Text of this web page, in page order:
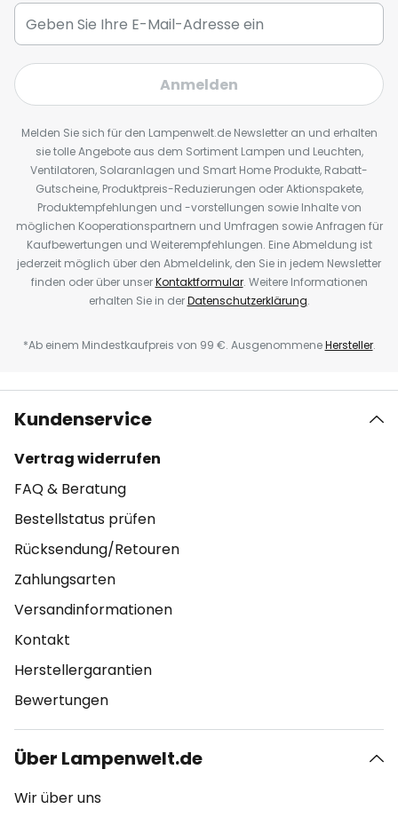
Anmelden
Melden Sie sich für den Lampenwelt.de Newsletter an und erhalten
sie tolle Angebote aus dem Sortiment Lampen und Leuchten,
Ventilatoren, Solaranlagen und Smart Home Produkte, Rabatt-
Gutscheine, Produktpreis-Reduzierungen oder Aktionspakete,
Produktempfehlungen und -vorstellungen sowie Inhalte von
möglichen Kooperationspartnern und Umfragen sowie Anfragen für
Kaufbewertungen und Weiterempfehlungen. Eine Abmeldung ist
jederzeit möglich über den Abmeldelink, den Sie in jedem Newsletter
finden oder über unserKontaktformular. Weitere Informationen
erhalten Sie in derDatenschutzerklärung.
*Ab einem Mindestkaufpreis von 99 €. AusgenommeneHersteller.
Kundenservice
Vertrag widerrufen
FAQ & Beratung
Bestellstatus prüfen
Rücksendung/Retouren
Zahlungsarten
Versandinformationen
Kontakt
Herstellergarantien
Bewertungen
Über Lampenwelt.de
Wir über uns